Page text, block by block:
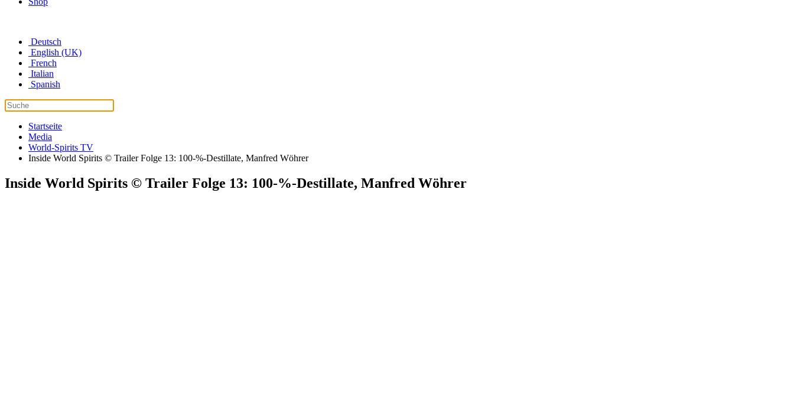
Deutsch
English (UK)
French
Italian
Spanish
Startseite
Media
World-Spirits TV
Inside World Spirits © Trailer Folge 13: 100-%-Destillate, Manfred Wöhrer
Inside World Spirits © Trailer Folge 13: 100-%-Destillate, Manfred Wöhrer